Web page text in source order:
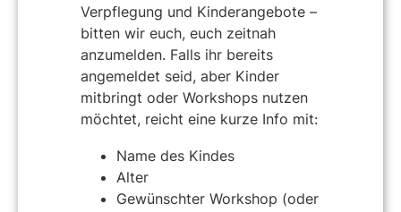
Verpflegung und Kinderangebote –
bitten wir euch, euch zeitnah
anzumelden. Falls ihr bereits
angemeldet seid, aber Kinder
mitbringt oder Workshops nutzen
möchtet, reicht eine kurze Info mit:
Name des Kindes
Alter
Gewünschter Workshop (oder